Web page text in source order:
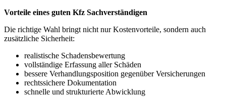
Vorteile eines guten Kfz Sachverständigen
Die richtige Wahl bringt nicht nur Kostenvorteile, sondern auch
zusätzliche Sicherheit:
realistische Schadensbewertung
vollständige Erfassung aller Schäden
bessere Verhandlungsposition gegenüber Versicherungen
rechtssichere Dokumentation
schnelle und strukturierte Abwicklung